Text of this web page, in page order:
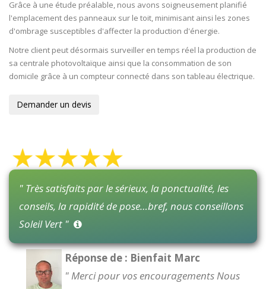
Grâce à une étude préalable, nous avons soigneusement planifié
l'emplacement des panneaux sur le toit, minimisant ainsi les zones
d'ombrage susceptibles d'affecter la production d'énergie.
Notre client peut désormais surveiller en temps réel la production de
sa centrale photovoltaïque ainsi que la consommation de son
domicile grâce à un compteur connecté dans son tableau électrique.
Demander un devis
" Très satisfaits par le sérieux, la ponctualité, les
conseils, la rapidité de pose…bref, nous conseillons
Soleil Vert "
Réponse de : Bienfait Marc
" Merci pour vos encouragements Nous